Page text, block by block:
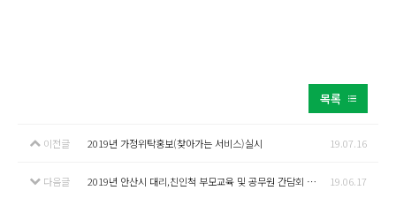
목록
이전글 2019년 가정위탁홍보(찾아가는 서비스)실시 19.07.16
다음글 2019년 안산시 대리,친인척 부모교육 및 공무원 간담회 실시 19.06.17